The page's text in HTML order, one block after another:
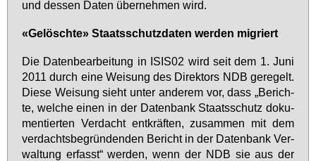
und des­sen Da­ten über­neh­men wird.
«Ge­lösch­te» Staats­schutz­da­ten wer­den mi­griert
Die Da­ten­be­ar­bei­tung in ISIS02 wird seit dem 1. Ju­ni
2011 durch ei­ne Wei­sung des Di­rek­tors NDB ge­re­gelt.
Die­se Wei­sung sieht un­ter an­de­rem vor, dass „Be­rich­
te, wel­che ei­nen in der Da­ten­bank Staats­schutz do­ku­
men­tier­ten Ver­dacht ent­kräf­ten, zu­sam­men mit dem
ver­dachts­be­grün­den­den Be­richt in der Da­ten­bank Ver­
wal­tung er­fasst“ wer­den, wenn der NDB sie aus der